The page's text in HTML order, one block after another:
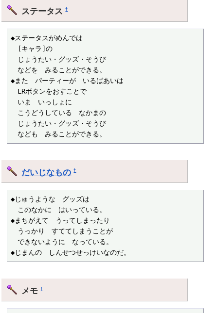
ステータス†
◆ステータスがめんでは
[キャラ]の
じょうたい・グッズ・そうび
などを　みることができる。
◆また　パーティーが　いるばあいは
LRボタンをおすことで
いま　いっしょに
こうどうしている　なかまの
じょうたい・グッズ・そうび
なども　みることができる。
だいじなもの †
◆じゅうような　グッズは
このなかに　はいっている。
◆まちがえて　うってしまったり
うっかり　すててしまうことが
できないように　なっている。
◆じまんの　しんせつせっけいなのだ。
メモ†